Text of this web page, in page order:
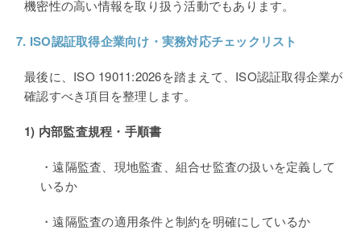
機密性の高い情報を取り扱う活動でもあります。
7. ISO認証取得企業向け・実務対応チェックリスト
最後に、ISO 19011:2026を踏まえて、ISO認証取得企業が
確認すべき項目を整理します。
1) 内部監査規程・手順書
・遠隔監査、現地監査、組合せ監査の扱いを定義して
いるか
・遠隔監査の適用条件と制約を明確にしているか